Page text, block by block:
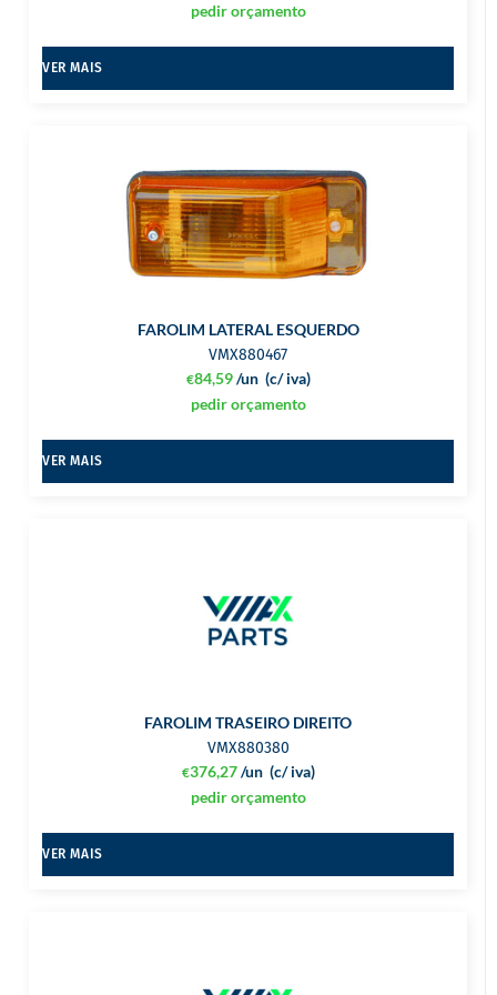
pedir orçamento
VER MAIS
FAROLIM LATERAL ESQUERDO
VMX880467
€84,59 (c/ iva)
/un
pedir orçamento
VER MAIS
FAROLIM TRASEIRO DIREITO
VMX880380
€376,27 (c/ iva)
/un
pedir orçamento
VER MAIS